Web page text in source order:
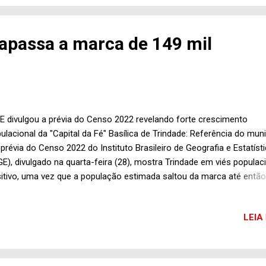
e fixa a despesa no município de Trindade para o exercício de
de R$ 540 milhões , ficando autorizada a suplementação de
como outras providências; Projeto de Lei do Executivo Municipal
dispositivos da Lei nº 2.093, de 17/12/2021, que dispõe sobre o
a marca de 149 mil
divulgou a prévia do Censo 2022 revelando forte crescimento
da "Capital da Fé" Basílica de Trindade: Referência do
do Censo 2022 do Instituto Brasileiro de Geografia e
divulgado na quarta-feira (28), mostra Trindade em viés
uma vez que a população estimada saltou da marca até então
goianos registraram crescimento na quantidade de
do repasse das respectivas cotas do Fundo Participação
(FPM), a principal fonte de receita das prefeituras
LEIA